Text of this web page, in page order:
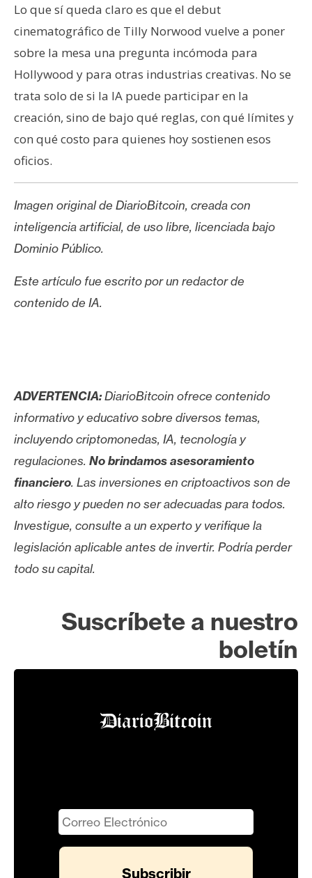
Lo que sí queda claro es que el debut
cinematográfico de Tilly Norwood vuelve a poner
sobre la mesa una pregunta incómoda para
Hollywood y para otras industrias creativas. No se
trata solo de si la IA puede participar en la
creación, sino de bajo qué reglas, con qué límites y
con qué costo para quienes hoy sostienen esos
oficios.
Imagen original de DiarioBitcoin, creada con
inteligencia artificial, de uso libre, licenciada bajo
Dominio Público.
Este artículo fue escrito por un redactor de
contenido de IA.
ADVERTENCIA:DiarioBitcoin ofrece contenido
informativo y educativo sobre diversos temas,
incluyendo criptomonedas, IA, tecnología y
regulaciones. No brindamos asesoramiento
financiero. Las inversiones en criptoactivos son de
alto riesgo y pueden no ser adecuadas para todos.
Investigue, consulte a un experto y verifique la
legislación aplicable antes de invertir. Podría perder
todo su capital.
Suscríbete a nuestro
boletín